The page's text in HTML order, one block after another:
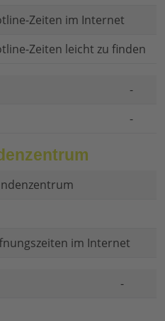
Zeiten im Internet
Zeiten leicht zu finden
-
-
im Internet
-